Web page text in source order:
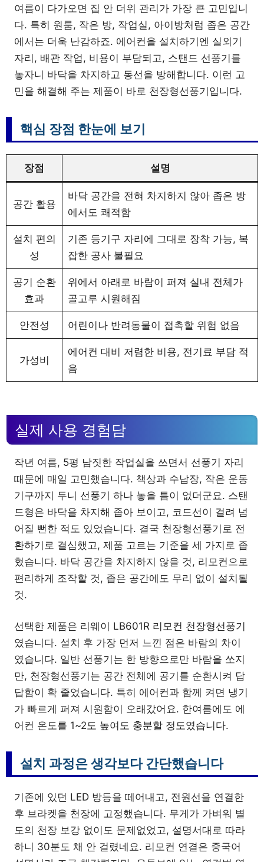
여름이 다가오면 집 안 더위 관리가 가장 큰 고민입니
다. 특히 원룸, 작은 방, 작업실, 아이방처럼 좁은 공간
에서는 더욱 난감하죠. 에어컨을 설치하기엔 실외기
자리, 배관 작업, 비용이 부담되고, 스탠드 선풍기를
놓자니 바닥을 차지하고 동선을 방해합니다. 이런 고
민을 해결해 주는 제품이 바로 천장형선풍기입니다.
핵심 장점 한눈에 보기
장점 설명
공간 활용
바닥 공간을 전혀 차지하지 않아 좁은 방
에서도 쾌적함
설치 편의
성
기존 등기구 자리에 그대로 장착 가능, 복
잡한 공사 불필요
공기 순환
효과
위에서 아래로 바람이 퍼져 실내 전체가
골고루 시원해짐
안전성 어린이나 반려동물이 접촉할 위험 없음
가성비
에어컨 대비 저렴한 비용, 전기료 부담 적
음
실제 사용 경험담
작년 여름, 5평 남짓한 작업실을 쓰면서 선풍기 자리
때문에 매일 고민했습니다. 책상과 수납장, 작은 운동
기구까지 두니 선풍기 하나 놓을 틈이 없더군요. 스탠
드형은 바닥을 차지해 좁아 보이고, 코드선이 걸려 넘
어질 뻔한 적도 있었습니다. 결국 천장형선풍기로 전
환하기로 결심했고, 제품 고르는 기준을 세 가지로 좁
혔습니다. 바닥 공간을 차지하지 않을 것, 리모컨으로
편리하게 조작할 것, 좁은 공간에도 무리 없이 설치될
것.
선택한 제품은 리웨이 LB601R 리모컨 천장형선풍기
였습니다. 설치 후 가장 먼저 느낀 점은 바람의 차이
였습니다. 일반 선풍기는 한 방향으로만 바람을 쏘지
만, 천장형선풍기는 공간 전체에 공기를 순환시켜 답
답함이 확 줄었습니다. 특히 에어컨과 함께 켜면 냉기
가 빠르게 퍼져 시원함이 오래갔어요. 한여름에도 에
어컨 온도를 1~2도 높여도 충분할 정도였습니다.
설치 과정은 생각보다 간단했습니다
기존에 있던 LED 방등을 떼어내고, 전원선을 연결한
후 브라켓을 천장에 고정했습니다. 무게가 가벼워 별
도의 천장 보강 없이도 문제없었고, 설명서대로 따라
하니 30분도 채 안 걸렸네요. 리모컨 연결은 중국어